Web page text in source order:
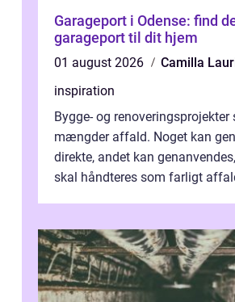
Garageport i Odense: find
garageport til dit hjem
01 august 2026
Camilla
inspiration
Bygge- og renoveringsprojekter
mængder affald. Noget kan
direkte, andet kan
skal håndteres som farligt